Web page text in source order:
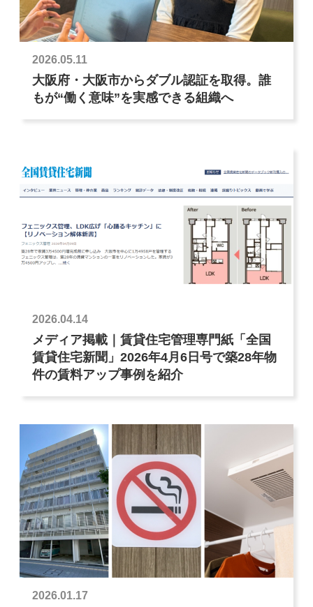
2026.05.11
大阪府・大阪市からダブル認証を取得。誰
もが“働く意味”を実感できる組織へ
2026.04.14
メディア掲載｜賃貸住宅管理専門紙「全国
賃貸住宅新聞」2026年4月6日号で築28年物
件の賃料アップ事例を紹介
2026.01.17